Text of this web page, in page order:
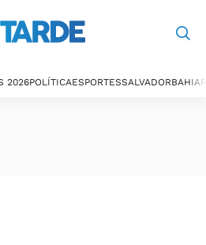
2026POLÍTICAESPORTESSALVADORBAHIA